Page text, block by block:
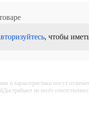
, чтобы
и характеристики могут
не несёт